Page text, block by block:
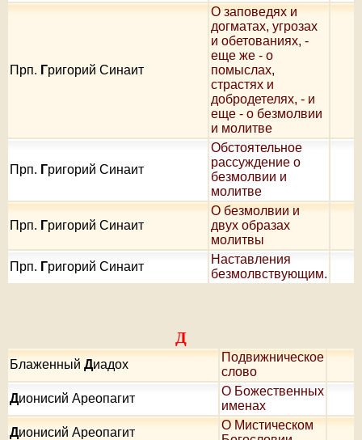
Прп. Григорий Синаит
О заповедях и
догматах, угрозах
и обетованиях, -
еще же - о
помыслах,
страстях и
добродетелях, - и
еще - о безмолвии
и молитве
Прп. Григорий Синаит
Oбстоятельное
рассуждение о
безмолвии и
молитве
Прп. Григорий Синаит
О безмолвии и
двух образах
молитвы
Прп. Григорий Синаит
Наставления
безмолвствующим.
Д
Блаженный Диадох
Подвижническое
слово
Дионисий Ареопагит
О Божественных
именах
Дионисий Ареопагит
О Мистическом